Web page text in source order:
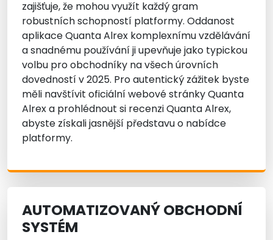
zajišťuje, že mohou využít každý gram
robustních schopností platformy. Oddanost
aplikace Quanta Alrex komplexnímu vzdělávání
a snadnému používání ji upevňuje jako typickou
volbu pro obchodníky na všech úrovních
dovedností v 2025. Pro autentický zážitek byste
měli navštívit oficiální webové stránky Quanta
Alrex a prohlédnout si recenzi Quanta Alrex,
abyste získali jasnější představu o nabídce
platformy.
AUTOMATIZOVANÝ OBCHODNÍ
SYSTÉM